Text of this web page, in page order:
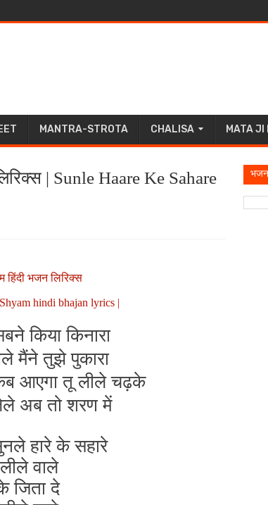
MANTRA-STROTA CHALISA MATA JI
| Sunle Haare Ke Sahare
भजन लिरिक्स
hindi bhajan lyrics |
किया किनारा
मैंने तुझे पुकारा
आएगा तू लीले चढ़के
अब तो शरण में
हारे के सहारे
वाले
जिता दे